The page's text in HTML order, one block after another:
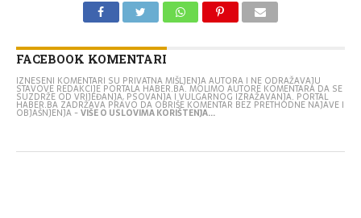
FACEBOOK KOMENTARI
IZNESENI KOMENTARI SU PRIVATNA MIŠLJENJA AUTORA I NE ODRAŽAVAJU
STAVOVE REDAKCIJE PORTALA HABER.BA. MOLIMO AUTORE KOMENTARA DA SE
SUZDRŽE OD VRIJEĐANJA, PSOVANJA I VULGARNOG IZRAŽAVANJA. PORTAL
HABER.BA ZADRŽAVA PRAVO DA OBRIŠE KOMENTAR BEZ PRETHODNE NAJAVE I
OBJAŠNJENJA -VIŠE O USLOVIMA KORIŠTENJA...